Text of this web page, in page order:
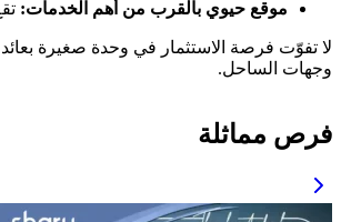
موقع حيوي بالقرب من أهم الخدمات:
لا تفوّت فرصة الاستثمار في وحدة صغيرة
وجهات الساحل.
فرص مماثلة